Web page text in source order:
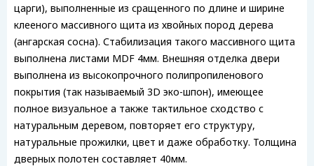
царги), выполненные из сращенного по длине и ширине
клееного массивного щита из хвойных пород дерева
(ангарская сосна). Стабилизация такого массивного щита
выполнена листами MDF 4мм. Внешняя отделка двери
выполнена из высокопрочного полипропиленового
покрытия (так называемый 3D эко-шпон), имеющее
полное визуальное а также тактильное сходство с
натуральным деревом, повторяет его структуру,
натуральные прожилки, цвет и даже обработку. Толщина
дверных полотен составляет 40мм.